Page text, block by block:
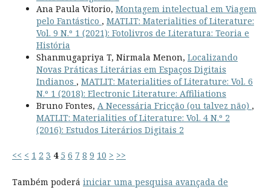
Ana Paula Vitorio, Montagem intelectual em Viagem
pelo Fantástico , MATLIT: Materialities of Literature:
Vol. 9 N.º 1 (2021): Fotolivros de Literatura: Teoria e
História
Shanmugapriya T, Nirmala Menon, Localizando
Novas Práticas Literárias em Espaços Digitais
Indianos , MATLIT: Materialities of Literature: Vol. 6
N.º 1 (2018): Electronic Literature: Affiliations
Bruno Fontes, A Necessária Fricção (ou talvez não) ,
MATLIT: Materialities of Literature: Vol. 4 N.º 2
(2016): Estudos Literários Digitais 2
<< < 1 2 3 4 5 6 7 8 9 10 > >>
Também poderá iniciar uma pesquisa avançada de